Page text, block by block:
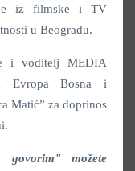
iz filmske i TV
u Beogradu.
i voditelj MEDIA
Evropa Bosna i
Matić” za doprinos
možete